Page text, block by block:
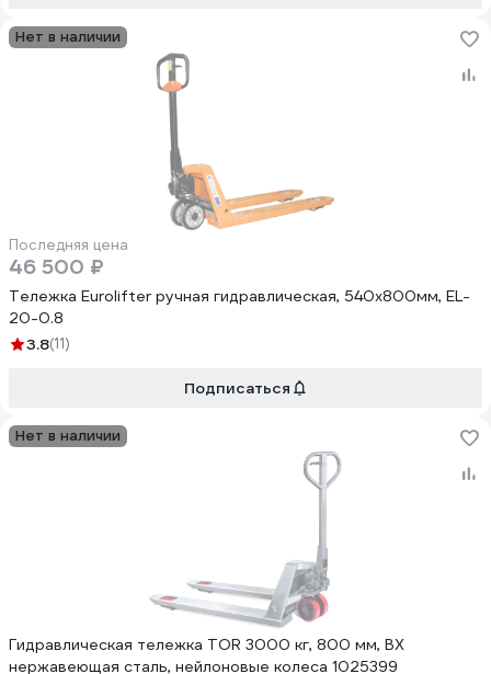
Нет в наличии
Последняя цена
46 500 ₽
Тележка Eurolifter ручная гидравлическая, 540х800мм, EL-
20-0.8
3.8(11)
Подписаться
Нет в наличии
Гидравлическая тележка TOR 3000 кг, 800 мм, BX
нержавеющая сталь, нейлоновые колеса 1025399